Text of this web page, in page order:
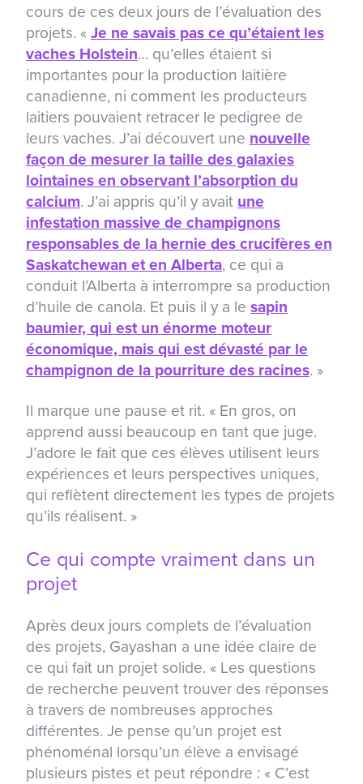
cours de ces deux jours de l’évaluation des
projets. « Je ne savais pas ce qu’étaient les
vaches Holstein… qu’elles étaient si
importantes pour la production laitière
canadienne, ni comment les producteurs
laitiers pouvaient retracer le pedigree de
leurs vaches. J’ai découvert une nouvelle
façon de mesurer la taille des galaxies
lointaines en observant l’absorption du
calcium. J’ai appris qu’il y avait une
infestation massive de champignons
responsables de la hernie des crucifères en
Saskatchewan et en Alberta, ce qui a
conduit l’Alberta à interrompre sa production
d’huile de canola. Et puis il y a le sapin
baumier, qui est un énorme moteur
économique, mais qui est dévasté par le
champignon de la pourriture des racines. »
Il marque une pause et rit. « En gros, on
apprend aussi beaucoup en tant que juge.
J’adore le fait que ces élèves utilisent leurs
expériences et leurs perspectives uniques,
qui reflètent directement les types de projets
qu’ils réalisent. »
Ce qui compte vraiment dans un
projet
Après deux jours complets de l’évaluation
des projets, Gayashan a une idée claire de
ce qui fait un projet solide. « Les questions
de recherche peuvent trouver des réponses
à travers de nombreuses approches
différentes. Je pense qu’un projet est
phénoménal lorsqu’un élève a envisagé
plusieurs pistes et peut répondre : « C’est